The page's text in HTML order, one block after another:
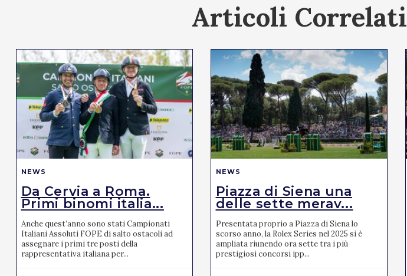
Articoli Correlati
NEWS
Da Cervia a Roma.
Primi binomi italia...
Anche quest’anno sono stati Campionati
Italiani Assoluti FOPE di salto ostacoli ad
assegnare i primi tre posti della
rappresentativa italiana per...
NEWS
Piazza di Siena una
delle sette merav...
Presentata proprio a Piazza di Siena lo
scorso anno, la Rolex Series nel 2025 si è
ampliata riunendo ora sette tra i più
prestigiosi concorsi ipp...